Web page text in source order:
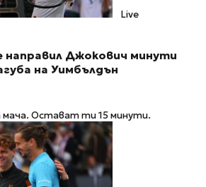
Live
направил Джокович минути
на Уимбълдън
мача. Остават ти 15 минути.